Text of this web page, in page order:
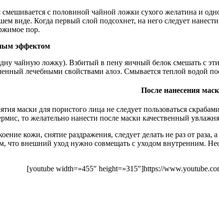
с половиной чайной ложки сухого желатина и
виде. Когда первый слой подсохнет, на него следует
пор.
эффектом
чайную ложку). Взбитый в пену яичный белок смешать с
лечебными свойствами алоэ. Смывается теплой водой
После нанесения
маски для пористого лица не следует пользоваться
то желательно нанести после маски качественный
кожи, снятие раздражения, следует делать не раз от
что внешний уход нужно совмещать с уходом внутренним.
[youtube width=»455″ height=»315″]https://